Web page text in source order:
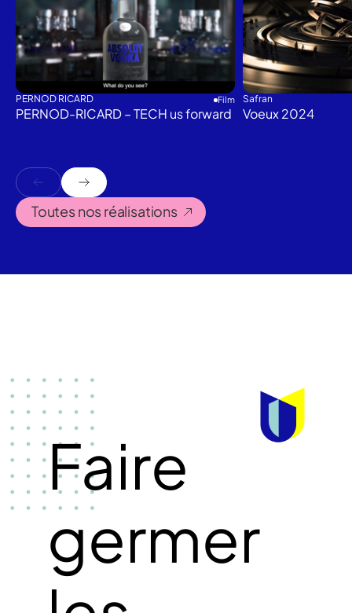
PERNOD RICARD Film
PERNOD-RICARD – TECH us forward
Safran
Voeux 2024
Toutes nos réalisations
Faire
germer